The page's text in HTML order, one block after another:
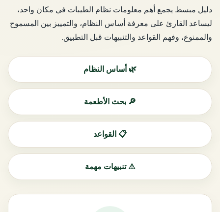
دليل مبسط يجمع أهم معلومات نظام الطيبات في مكان واحد،
ليساعد القارئ على معرفة أساس النظام، والتمييز بين المسموح
والممنوع، وفهم القواعد والتنبيهات قبل التطبيق.
🌿 أساس النظام
🔎 بحث الأطعمة
📋 القواعد
⚠️ تنبيهات مهمة